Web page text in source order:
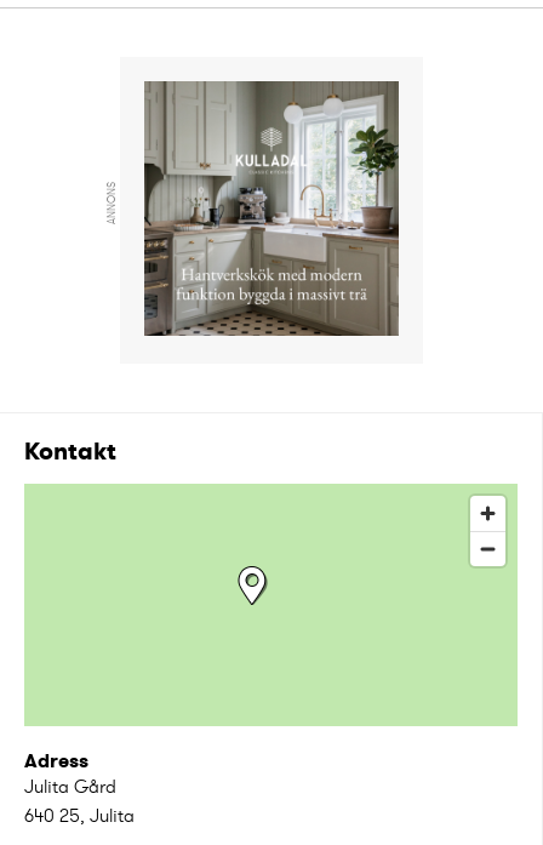
ANNONS
Kontakt
Adress
Julita Gård
640 25, Julita